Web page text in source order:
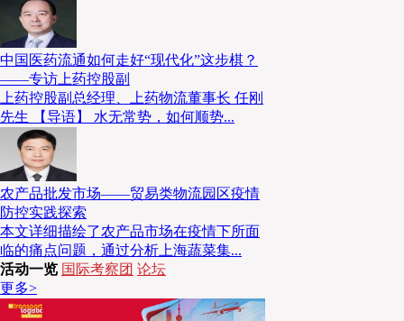
中国物流徐州工程机械智慧产业园正式开工建设
中国物流徐州工程机械智慧产业园（一期）项目近日
中国物流与徐工集团深化央地合作、赋能制造业高质
着淮海经济区工程机械专业智慧物流枢纽建设迈入实质
园区整体规划总占地361亩，总建筑面积14.7万平方
用。其中，本次率先开工的一期项目占地约167亩，
规划建设2栋戊类仓库、1幢丙二类立体库、1幢丙一类
计2026年12月竣工投产。建成后，园区将引入AGV无
理系统、自动化分拣线等先进设施，同步配套光伏发
计等绿色设施，推动智能化与绿色化发展深度融合，
中国医药流通如何走好“现代化”这步棋？
——专访上药控股副
上药控股副总经理、上药物流董事长 任刚
先生 【导语】 水无常势，如何顺势...
农产品批发市场——贸易类物流园区疫情
防控实践探索
本文详细描绘了农产品市场在疫情下所面
临的痛点问题，通过分析上海蔬菜集...
活动一览 国际考察团 论坛
更多>